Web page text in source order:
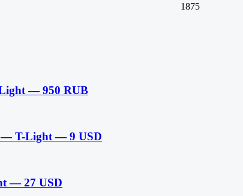
1875
— 950 RUB
— T-Light — 9 USD
— 27 USD